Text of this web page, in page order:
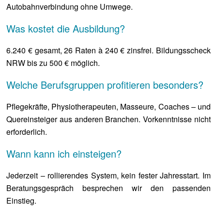
Autobahnverbindung ohne Umwege.
Was kostet die Ausbildung?
6.240 € gesamt, 26 Raten à 240 € zinsfrei. Bildungsscheck
NRW bis zu 500 € möglich.
Welche Berufsgruppen profitieren besonders?
Pflegekräfte, Physiotherapeuten, Masseure, Coaches – und
Quereinsteiger aus anderen Branchen. Vorkenntnisse nicht
erforderlich.
Wann kann ich einsteigen?
Jederzeit – rollierendes System, kein fester Jahresstart. Im
Beratungsgespräch besprechen wir den passenden
Einstieg.